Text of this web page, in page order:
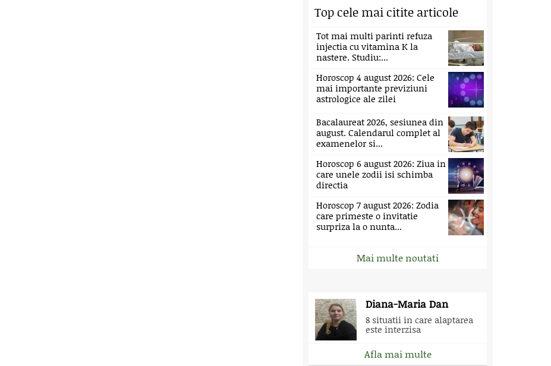
Top cele mai citite articole
Tot mai multi parinti refuza
injectia cu vitamina K la
nastere. Studiu:...
Horoscop 4 august 2026: Cele
mai importante previziuni
astrologice ale zilei
Bacalaureat 2026, sesiunea din
august. Calendarul complet al
examenelor si...
Horoscop 6 august 2026: Ziua in
care unele zodii isi schimba
directia
Horoscop 7 august 2026: Zodia
care primeste o invitatie
surpriza la o nunta...
Mai multe noutati
Diana-Maria Dan
8 situatii in care alaptarea
este interzisa
Afla mai multe